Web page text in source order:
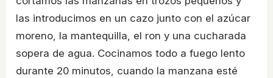
las introducimos en un cazo junto con el azúcar
moreno, la mantequilla, el ron y una cucharada
sopera de agua. Cocinamos todo a fuego lento
durante 20 minutos, cuando la manzana esté